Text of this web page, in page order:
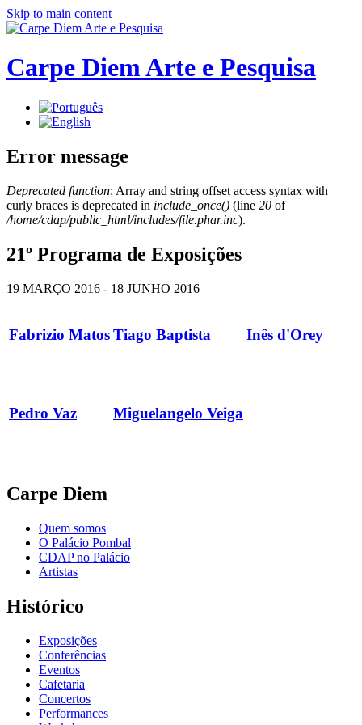
Skip to main content
Carpe Diem Arte e Pesquisa
Error message
Deprecated function: Array and string offset access syntax with
curly braces is deprecated in include_once() (line 20 of
/home/cdap/public_html/includes/file.phar.inc).
21º Programa de Exposições
19 MARÇO 2016 - 18 JUNHO 2016
Fabrizio MatosTiago Baptista Inês d'Orey
Pedro Vaz Miguelangelo Veiga
Carpe Diem
Quem somos
O Palácio Pombal
CDAP no Palácio
Artistas
Histórico
Exposições
Conferências
Eventos
Cafetaria
Concertos
Performances